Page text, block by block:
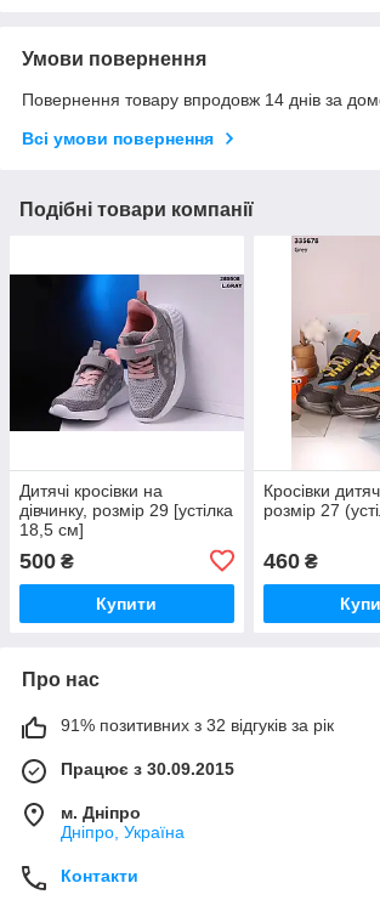
Умови повернення
Повернення товару впродовж 14 днів за
Всі умови повернення
Подібні товари компанії
Дитячі кросівки на
дівчинку, розмір 29 [устілка
18,5 см]
500 ₴
Купити
Кросівки
розмір 27
460₴
Про нас
91% позитивних з 32 відгуків за рік
Працює з 30.09.2015
м. Дніпро
Дніпро, Україна
Контакти